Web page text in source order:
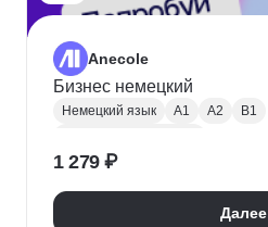
Anecole
Бизнес немецкий
Немецкий язык A1 A2
B1
1 279 ₽
Далее